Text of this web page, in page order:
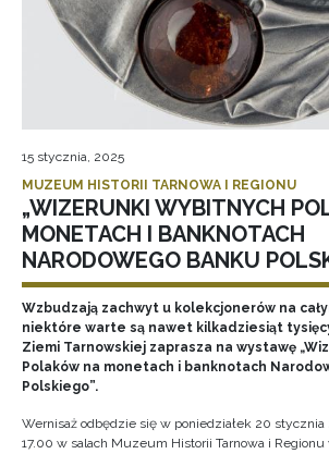
15 stycznia, 2025
MUZEUM HISTORII TARNOWA I REGIONU
„WIZERUNKI WYBITNYCH
MONETACH I BANKNOTACH
NARODOWEGO BANKU
Wzbudzają zachwyt u kolekcjonerów na
niektóre warte są nawet kilkadziesiąt
Ziemi Tarnowskiej zaprasza na wystawę
Polaków na monetach i banknotach
Polskiego”.
Wernisaż odbędzie się w poniedziałek 20
17.00 w salach Muzeum Historii Tarnowa i